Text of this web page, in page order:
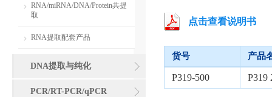
RNA/miRNA/DNA/Protein共提
取
RNA提取配套产品
DNA提取与纯化
PCR/RT-PCR/qPCR
点击查看说明书
货号 产品
P319-500 P319